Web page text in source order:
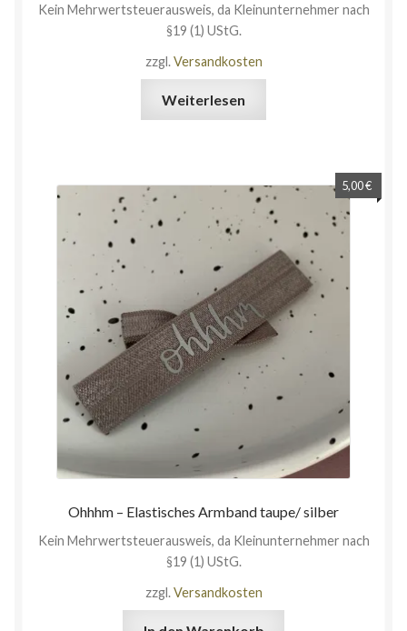
Kein Mehrwertsteuerausweis, da Kleinunternehmer nach
§19 (1) UStG.
zzgl.Versandkosten
Weiterlesen
Ohhhm – Elastisches Armband taupe/ silber
5,00€
Kein Mehrwertsteuerausweis, da Kleinunternehmer nach
§19 (1) UStG.
zzgl.Versandkosten